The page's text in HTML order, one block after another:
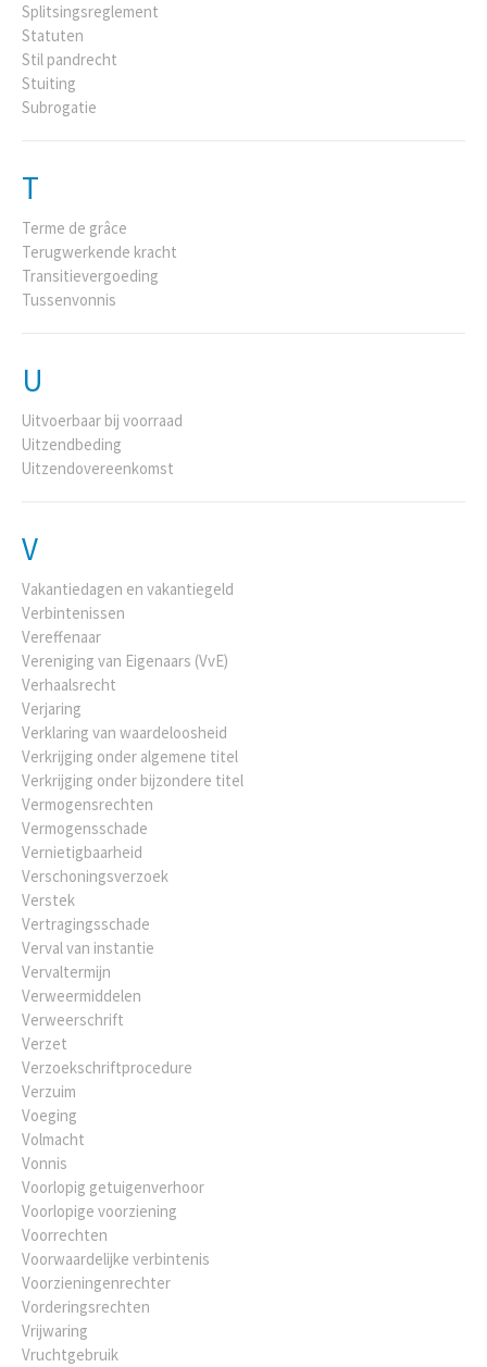
Splitsingsreglement
Statuten
Stil pandrecht
Stuiting
Subrogatie
T
Terme de grâce
Terugwerkende kracht
Transitievergoeding
Tussenvonnis
U
Uitvoerbaar bij voorraad
Uitzendbeding
Uitzendovereenkomst
V
Vakantiedagen en vakantiegeld
Verbintenissen
Vereffenaar
Vereniging van Eigenaars (VvE)
Verhaalsrecht
Verjaring
Verklaring van waardeloosheid
Verkrijging onder algemene titel
Verkrijging onder bijzondere titel
Vermogensrechten
Vermogensschade
Vernietigbaarheid
Verschoningsverzoek
Verstek
Vertragingsschade
Verval van instantie
Vervaltermijn
Verweermiddelen
Verweerschrift
Verzet
Verzoekschriftprocedure
Verzuim
Voeging
Volmacht
Vonnis
Voorlopig getuigenverhoor
Voorlopige voorziening
Voorrechten
Voorwaardelijke verbintenis
Voorzieningenrechter
Vorderingsrechten
Vrijwaring
Vruchtgebruik